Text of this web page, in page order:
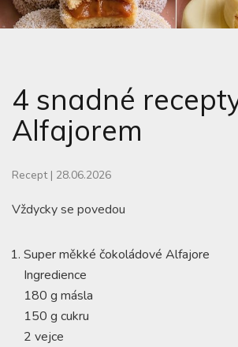
4 snadné
Alfajorem
Recept | 28.06.2026
Vždycky se povedou
Super měkké čokoládové Alfajore
Ingredience
180 g másla
150 g cukru
2 vejce